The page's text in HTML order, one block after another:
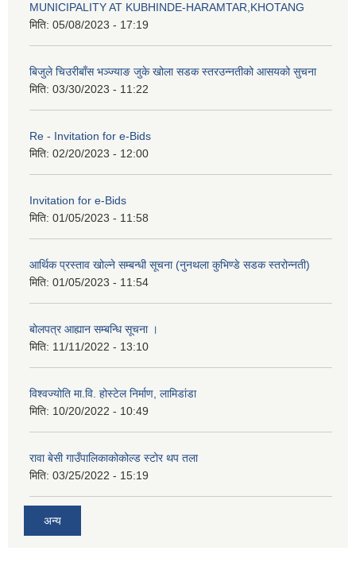
MUNICIPALITY AT KUBHINDE-HARAMTAR,KHOTANG
मिति: 05/08/2023 - 17:19
बिजुले चिउरीबाँस भञ्ज्याङ जुके खोला सडक स्तरउन्नतीको आसयको सुचना
मिति: 03/30/2023 - 11:22
Re - Invitation for e-Bids
मिति: 02/20/2023 - 12:00
Invitation for e-Bids
मिति: 01/05/2023 - 11:58
आर्थिक प्रस्ताव खोल्ने सम्बन्धी सूचना (नुनथला कुभिण्डे सडक स्तरोन्नती)
मिति: 01/05/2023 - 11:54
बोलपत्र आह्यान सम्बन्धि सूचना ।
मिति: 11/11/2022 - 13:10
विश्वज्योति मा.वि. होस्टेल निर्माण, लामिडांडा
मिति: 10/20/2022 - 10:49
रावा बेसी गाउँपालिकाकोकोल्ड स्टोर थप तला
मिति: 03/25/2022 - 15:19
अन्य